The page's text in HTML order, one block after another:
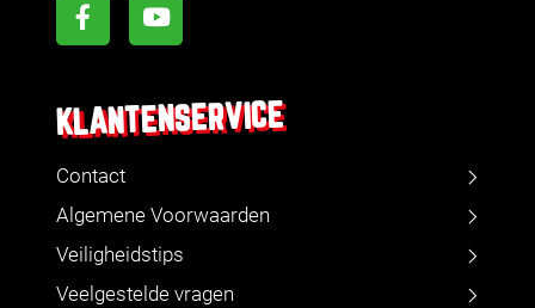
KLANTENSERVICE
Contact
Algemene Voorwaarden
Veiligheidstips
Veelgestelde vragen